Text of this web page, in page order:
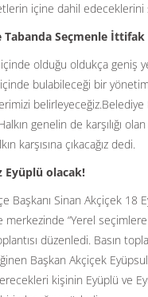
içine dahil edeceklerini
Seçmenle İttifak
olduğu oldukça geniş
bulabileceği bir yönetim
belirleyeceğiz.Belediye
genelin de karşılığı
karşısına çıkacağız dedi.
Eyüplü olacak!
Başkanı Sinan Akçiçek 18
“Yerel
düzenledi. Basın
Başkan Akçiçek
kişinin Eyüplü ve